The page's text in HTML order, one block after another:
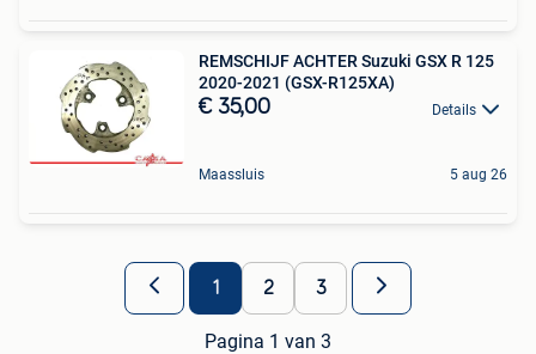
REMSCHIJF ACHTER Suzuki GSX R 125
2020-2021 (GSX-R125XA)
€ 35,00 Details
Maassluis 5 aug 26
1 2 3
Pagina 1 van 3